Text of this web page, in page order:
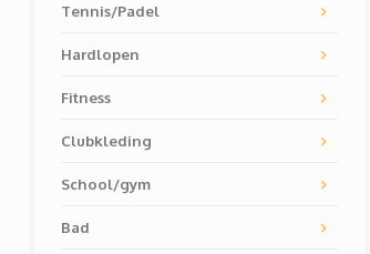
Tennis/Padel
Hardlopen
Fitness
Clubkleding
School/gym
Bad